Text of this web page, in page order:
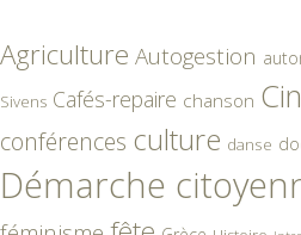
Agriculture Autogestion
Sivens Cafés-repaire chanson
conférences culture danse
Démarche